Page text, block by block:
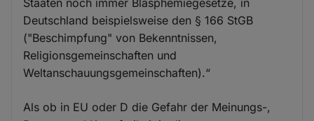
Staaten noch immer Blasphemiegesetze, in
Deutschland beispielsweise den § 166 StGB
("Beschimpfung" von Bekenntnissen,
Religionsgemeinschaften und
Weltanschauungsgemeinschaften).“
Als ob in EU oder D die Gefahr der Meinungs-,